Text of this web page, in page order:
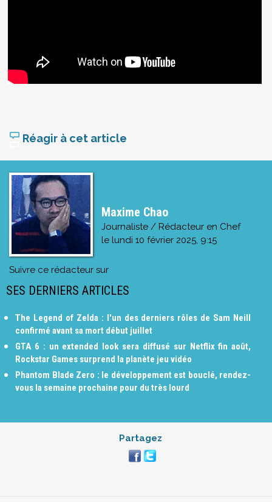
Réagir à cet article
Maxime Chao
Journaliste / Rédacteur en Chef
le lundi 10 février 2025, 9:15
Suivre ce rédacteur sur
SES DERNIERS ARTICLES
The Legend of Zelda : l'un des derniers rôles de Sam Neill
confirmé avant sa mort début juillet
GTA 6 : un extended look sera diffusé sur Netflix fin août,
Rockstar Games surprend la planète jeu vidéo
Phantom Blade Zero : le développement est bouclé, rendez-
vous la semaine prochaine pour du très lourd
Partagez